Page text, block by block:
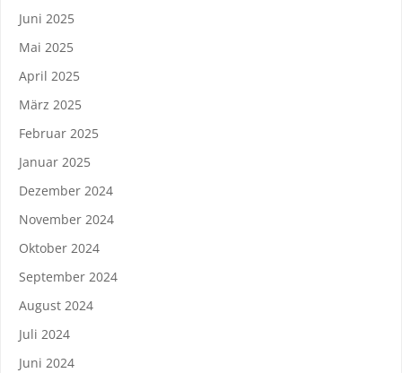
Juni 2025
Mai 2025
April 2025
März 2025
Februar 2025
Januar 2025
Dezember 2024
November 2024
Oktober 2024
September 2024
August 2024
Juli 2024
Juni 2024